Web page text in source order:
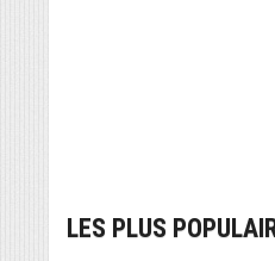
LES PLUS